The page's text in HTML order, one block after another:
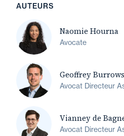
AUTEURS
Naomie Hourna
Avocate
Geoffrey Burrows
Avocat Directeur
Vianney de
Avocat Directeur